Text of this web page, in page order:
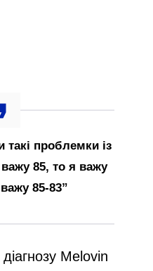
проблемки із
85, то я важу
85-83”
Melovin